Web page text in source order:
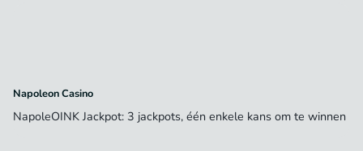
Napoleon Casino
NapoleOINK Jackpot: 3 jackpots, één enkele kans om te winnen